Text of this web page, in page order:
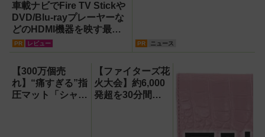
車載ナビでFire TV Stickや
DVD/Blu-rayプレーヤーな
どのHDMI機器を映す最短
ルート。USB接続だけで
ス化できる新機軸アダプタ
ーを徹底解説【データシス
テム『USBKIT』】
PR レビュー PR ニュース
【300万個売
れ】“痛すぎる”指
圧マット「シャク
【ファイターズ花
火大会】約6,000
発超を30分間打